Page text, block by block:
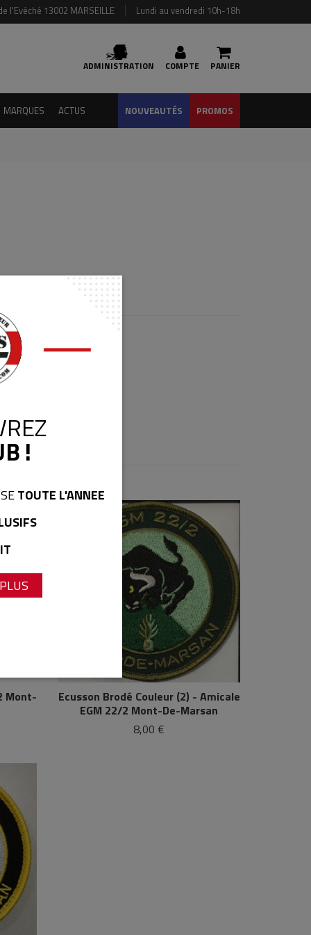
!
TOUTE L'ANNEE
l'Evêché 13002 MARSEILLE Lundi au vendredi 10h-18h
PANIER
COMPTE
ADMINISTRATION
MARQUES ACTUS PROMOS
NOUVEAUTÉS
Mont-
Ecusson Brodé Couleur (2) - Amicale
EGM 22/2 Mont-De-Marsan
8,00 €